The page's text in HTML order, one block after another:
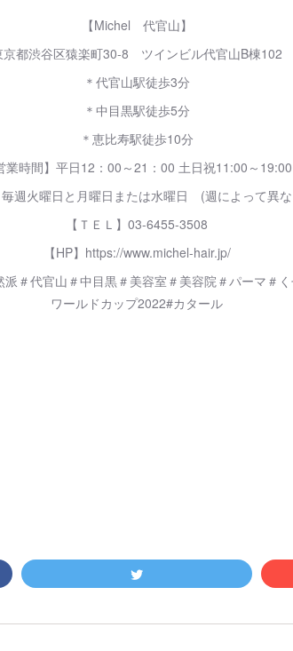
【Michel 代官山】
京都渋谷区猿楽町30-8 ツインビル代官山B棟102
＊代官山駅徒歩3分
＊中目黒駅徒歩5分
＊恵比寿駅徒歩10分
業時間】平日12：00～21：00 土日祝11:00～19:00
毎週火曜日と月曜日または水曜日 (週によって異
【ＴＥＬ】03-6455-3508
【HP】https://www.michel-hair.jp/
＃代官山＃中目黒＃美容室＃美容院＃パーマ＃
ワールドカップ2022#カタール